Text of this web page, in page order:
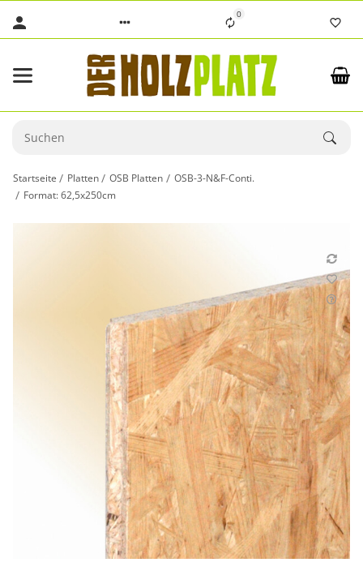
0
Startseite Platten OSB Platten
OSB-3-N&F-Conti.
Format: 62,5x250cm